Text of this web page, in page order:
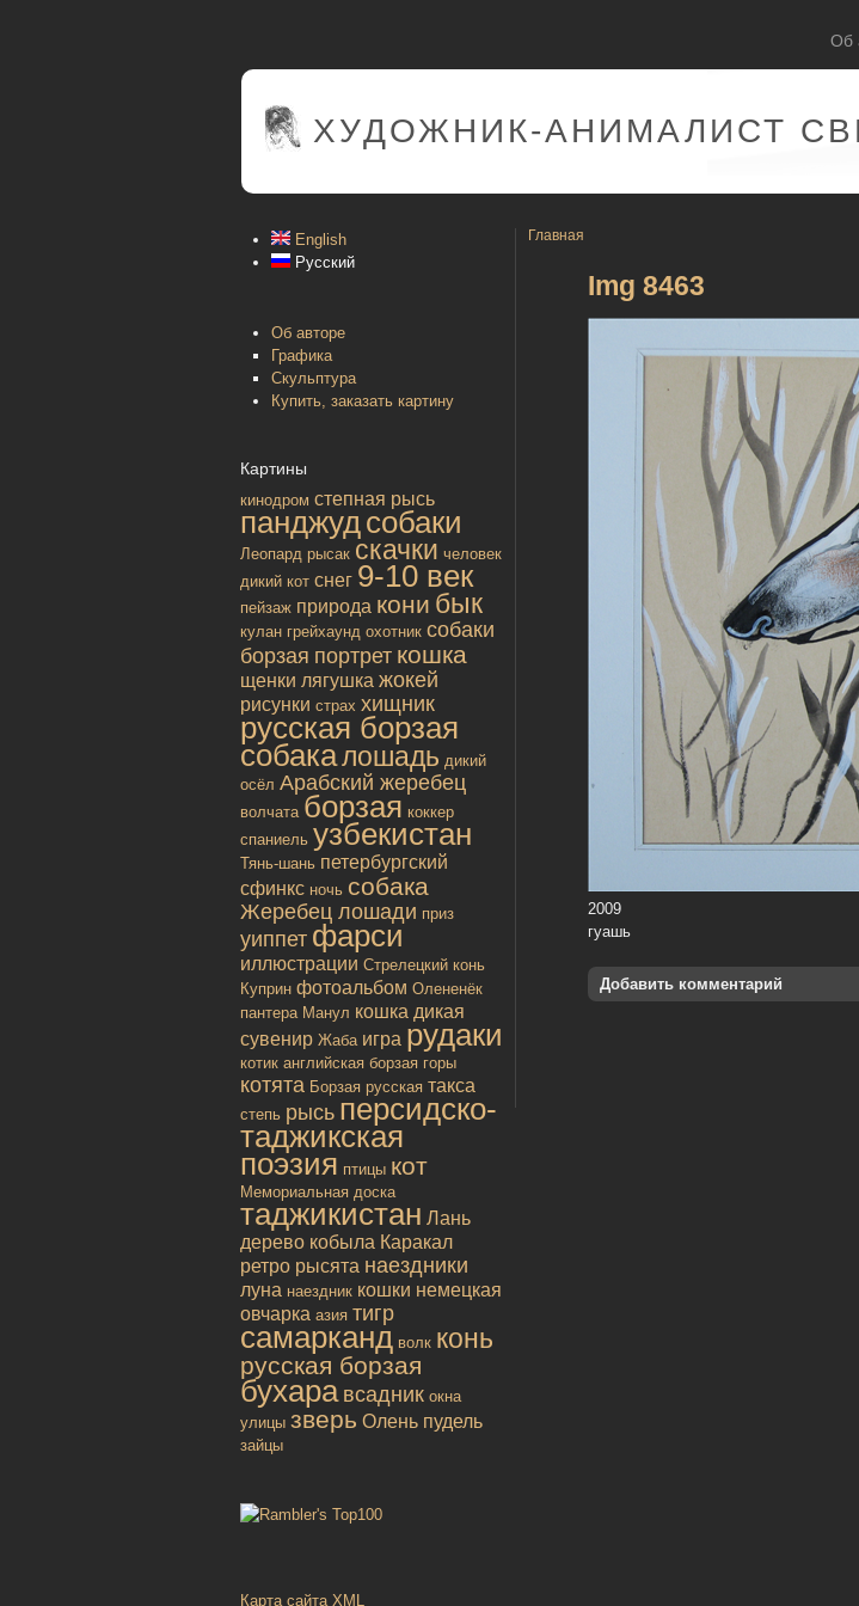
Об
ХУДОЖНИК-АНИМАЛИСТ
English
Русский
Об авторе
Графика
Скульптура
Купить, заказать картину
Картины
кинодром степная рысь
панджудсобаки
Леопард рысак скачки человек
дикий кот снег 9-10 век
пейзаж природа кони бык
кулан грейхаунд охотник собаки
борзая портрет кошка
щенки лягушка жокей
рисунки страх хищник
русская борзая
собакалошадь дикий
осёл Арабский жеребец
волчата борзая коккер
спаниель узбекистан
Тянь-шань петербургский
сфинкс ночь собака
Жеребец лошади приз
уиппет фарси
иллюстрации Стрелецкий конь
Куприн фотоальбом Олененёк
пантера Манул кошка дикая
сувенир Жаба игра рудаки
котик английская борзая горы
котята Борзая русская такса
степь рысь персидско-
таджикская
поэзия птицы кот
Мемориальная доска
таджикистан Лань
дерево кобыла Каракал
ретро рысята наездники
луна наездник кошки немецкая
овчарка азия тигр
самарканд волк конь
русская борзая
бухара всадник окна
улицы зверь Олень пудель
зайцы
Карта сайта XML
Главная
Img 8463
2009
гуашь
Добавить комментарий